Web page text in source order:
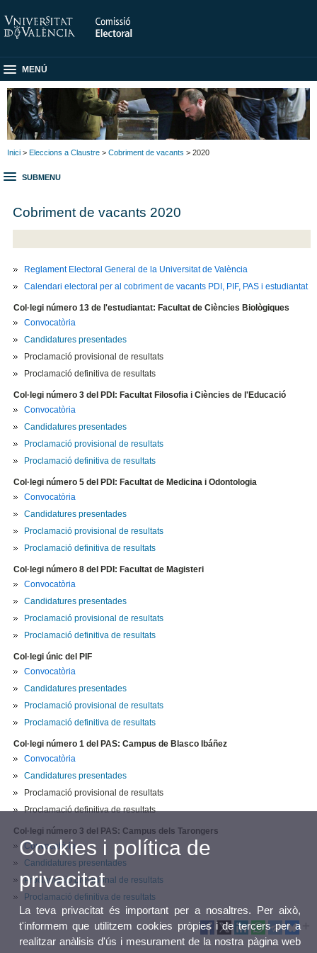
MENÚ
Inici > Eleccions a Claustre > Cobriment de vacants > 2020
SUBMENU
Cobriment de vacants 2020
Reglament Electoral General de la Universitat de València
Calendari electoral per al cobriment de vacants PDI, PIF, PAS i estudiantat
Col·legi número 13 de l'estudiantat: Facultat de Ciències Biològiques
Convocatòria
Candidatures presentades
Proclamació provisional de resultats
Proclamació definitiva de resultats
Col·legi número 3 del PDI: Facultat Filosofia i Ciències de l'Educació
Convocatòria
Candidatures presentades
Proclamació provisional de resultats
Proclamació definitiva de resultats
Col·legi número 5 del PDI: Facultat de Medicina i Odontologia
Convocatòria
Candidatures presentades
Proclamació provisional de resultats
Proclamació definitiva de resultats
Col·legi número 8 del PDI: Facultat de Magisteri
Convocatòria
Candidatures presentades
Proclamació provisional de resultats
Proclamació definitiva de resultats
Col·legi únic del PIF
Convocatòria
Candidatures presentades
Proclamació provisional de resultats
Proclamació definitiva de resultats
Col·legi número 1 del PAS: Campus de Blasco Ibáñez
Convocatòria
Candidatures presentades
Proclamació provisional de resultats
Proclamació definitiva de resultats
Col·legi número 3 del PAS: Campus dels Tarongers
Convocatòria
Candidatures presentades
Proclamació provisional de resultats
Proclamació definitiva de resultats
Cookies i política de
privacitat
La teva privacitat és important per a nosaltres. Per això,
t'informem que utilitzem cookies pròpies i de tercers per a
realitzar anàlisis d'ús i mesurament de la nostra pàgina web